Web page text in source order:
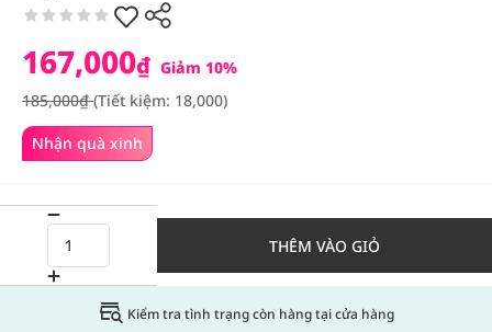
Nhận quà xinh
167,000₫ Giảm 10%
185,000₫(Tiết kiệm: 18,000)
THÊM VÀO GIỎ
Kiểm tra tình trạng còn hàng tại cửa hàng